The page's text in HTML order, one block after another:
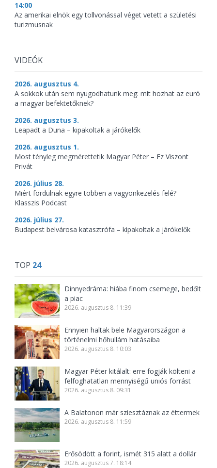
14:00
Az amerikai elnök egy tollvonással véget vetett a születési
turizmusnak
VIDEÓK
2026. augusztus 4.
A sokkok után sem nyugodhatunk meg: mit hozhat az euró
a magyar befektetőknek?
2026. augusztus 3.
Leapadt a Duna – kipakoltak a járókelők
2026. augusztus 1.
Most tényleg megmérettetik Magyar Péter – Ez Viszont
Privát
2026. július 28.
Miért fordulnak egyre többen a vagyonkezelés felé?
Klasszis Podcast
2026. július 27.
Budapest belvárosa katasztrófa – kipakoltak a járókelők
TOP 24
Dinnyedráma: hiába finom csemege, bedőlt
a piac
2026. augusztus 8. 11:39
Ennyien haltak bele Magyarországon a
történelmi hőhullám hatásaiba
2026. augusztus 8. 10:03
Magyar Péter kitálalt: erre fogják költeni a
felfoghatatlan mennyiségű uniós forrást
2026. augusztus 8. 09:31
A Balatonon már sziesztáznak az éttermek
2026. augusztus 8. 11:59
Erősödött a forint, ismét 315 alatt a dollár
2026. augusztus 7. 18:14